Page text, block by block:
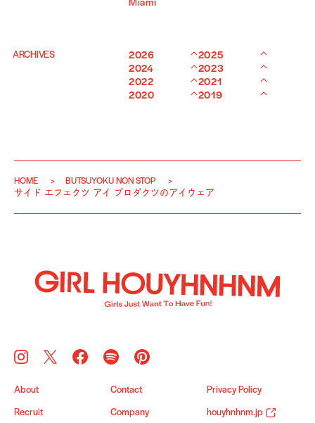
Miami
ARCHIVES 2026
2025
2024
2023
2022
2021
2020
2019
HOME
BUTSUYOKU NON STOP
サイド エフェクツ アイ プロダクツのアイウェア
About Contact Privacy Policy
Recruit Company houyhnhnm.jp